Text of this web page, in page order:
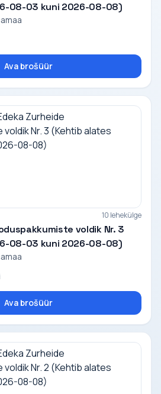
08-03 kuni 2026-08-08)
Ava brošüür
10 lehekülge
voldik Nr. 3
08-03 kuni 2026-08-08)
Ava brošüür